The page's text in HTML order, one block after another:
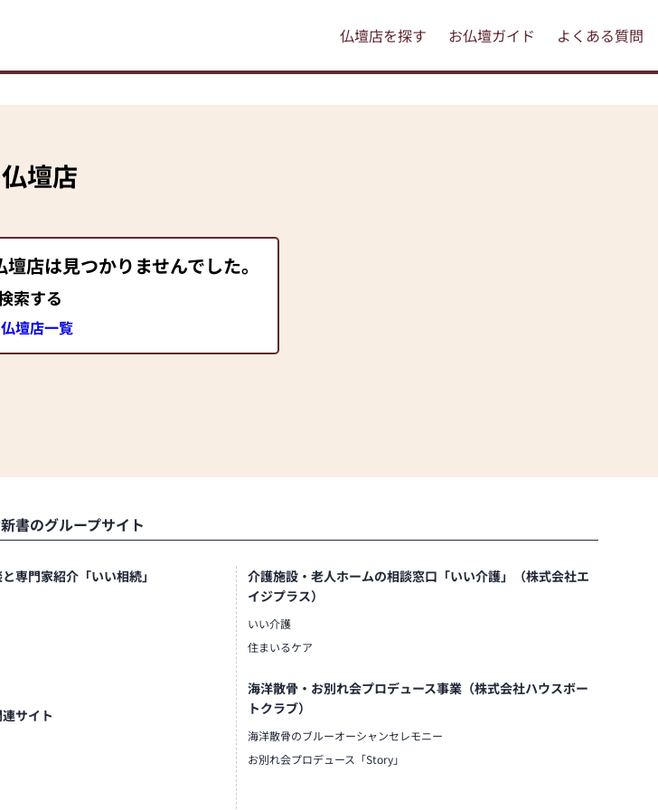
仏壇店を探す お仏壇ガイド よくある質問
壇店
店は見つかりませんでした。
索する
壇店一覧
書のグループサイト
専門家紹介「いい相続」
サイト
介護施設・老人ホームの相談窓口「いい介護」（株式会社エ
イジプラス）
いい介護
住まいるケア
海洋散骨・お別れ会プロデュース事業（株式会社ハウスボー
トクラブ）
海洋散骨のブルーオーシャンセレモニー
お別れ会プロデュース「Story」